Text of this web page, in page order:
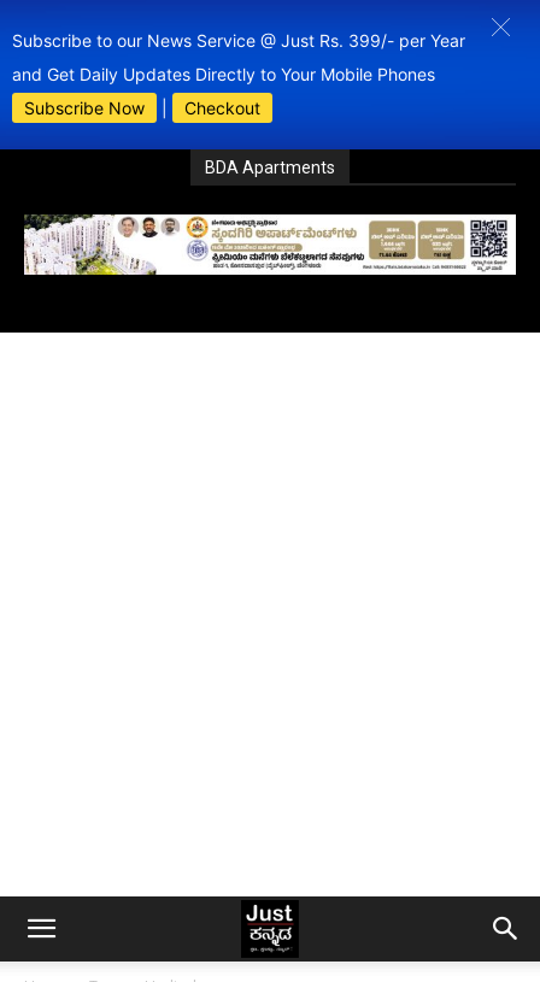
Subscribe to our News Service @ Just Rs. 399/- per Year
and Get Daily Updates Directly to Your Mobile Phones
Subscribe Now
Checkout
BDA Apartments